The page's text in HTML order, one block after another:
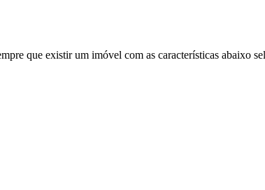
que existir um imóvel com as características abaixo